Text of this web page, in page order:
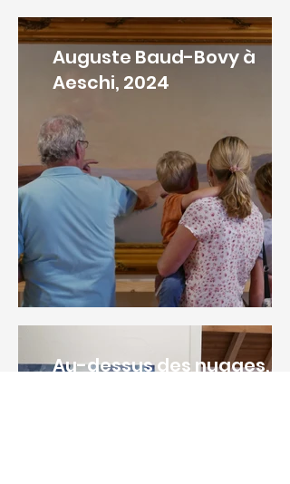
Auguste Baud-Bovy à
Aeschi, 2024
Au-dessus des nuages,